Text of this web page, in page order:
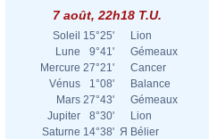
7 août, 22h18 T.U.
Soleil 15°25'
Lion
Lune
9°41'
Gémeaux
Mercure 27°21'
Cancer
Vénus
1°08'
Balance
Mars 27°43'
Gémeaux
Jupiter
8°30'
Lion
Saturne 14°38' Я Bélier